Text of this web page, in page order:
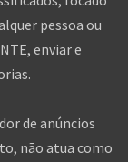
pessoa ou
enviar e
de anúncios
não atua como